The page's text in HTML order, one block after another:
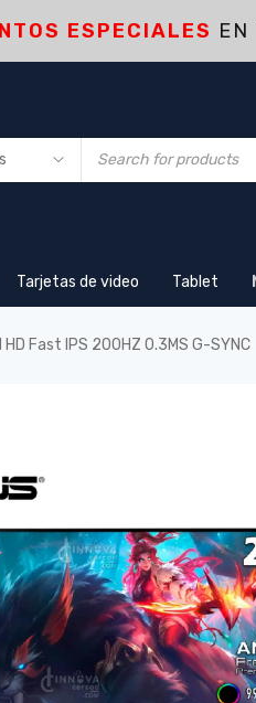
ESPECIALES EN
Tarjetas de video Tablet
Fast IPS 200HZ 0.3MS G-SYNC